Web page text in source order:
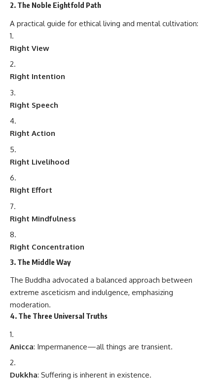
2. The Noble Eightfold Path
A practical guide for ethical living and mental cultivation:
Right View
Right Intention
Right Speech
Right Action
Right Livelihood
Right Effort
Right Mindfulness
Right Concentration
3. The Middle Way
The Buddha advocated a balanced approach between
extreme asceticism and indulgence, emphasizing
moderation.
4. The Three Universal Truths
Anicca: Impermanence—all things are transient.
Dukkha: Suffering is inherent in existence.